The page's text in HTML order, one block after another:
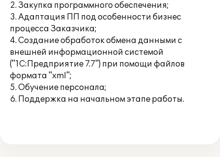
2. Закупка программного обеспечения;
3. Адаптация ПП под особенности бизнес
процесса Заказчика;
4. Создание обработок обмена данными с
внешней информационной системой
("1С:Предприятие 7.7") при помощи файлов
формата "xml";
5. Обучение персонала;
6. Поддержка на начальном этапе работы.